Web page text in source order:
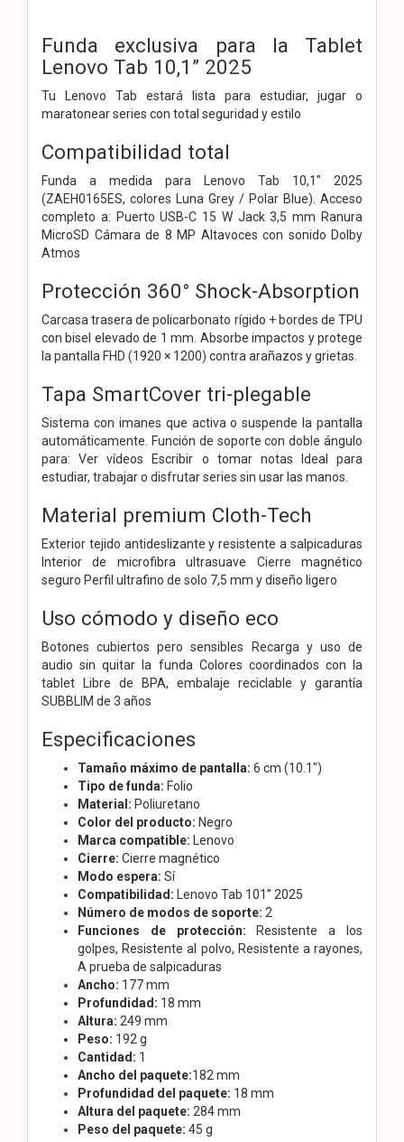
Funda exclusiva para la Tablet
Lenovo Tab 10,1” 2025
Tu Lenovo Tab estará lista para estudiar, jugar o
maratonear series con total seguridad y estilo
Compatibilidad total
Funda a medida para Lenovo Tab 10,1″ 2025
(ZAEH0165ES, colores Luna Grey / Polar Blue). Acceso
completo a: Puerto USB-C 15 W Jack 3,5 mm Ranura
MicroSD Cámara de 8 MP Altavoces con sonido Dolby
Atmos
Protección 360° Shock-Absorption
Carcasa trasera de policarbonato rígido + bordes de TPU
con bisel elevado de 1 mm. Absorbe impactos y protege
la pantalla FHD (1920 × 1200) contra arañazos y grietas.
Tapa SmartCover tri-plegable
Sistema con imanes que activa o suspende la pantalla
automáticamente. Función de soporte con doble ángulo
para: Ver vídeos Escribir o tomar notas Ideal para
estudiar, trabajar o disfrutar series sin usar las manos.
Material premium Cloth-Tech
Exterior tejido antideslizante y resistente a salpicaduras
Interior de microfibra ultrasuave Cierre magnético
seguro Perfil ultrafino de solo 7,5 mm y diseño ligero
Uso cómodo y diseño eco
Botones cubiertos pero sensibles Recarga y uso de
audio sin quitar la funda Colores coordinados con la
tablet Libre de BPA, embalaje reciclable y garantía
SUBBLIM de 3 años
Especificaciones
Tamaño máximo de pantalla: 6 cm (10.1")
Tipo de funda: Folio
Material: Poliuretano
Color del producto: Negro
Marca compatible: Lenovo
Cierre: Cierre magnético
Modo espera: Sí
Compatibilidad: Lenovo Tab 101” 2025
Número de modos de soporte: 2
Funciones de protección: Resistente a los
golpes, Resistente al polvo, Resistente a rayones,
A prueba de salpicaduras
Ancho: 177 mm
Profundidad: 18 mm
Altura: 249 mm
Peso: 192 g
Cantidad: 1
Ancho del paquete:182 mm
Profundidad del paquete: 18 mm
Altura del paquete: 284 mm
Peso del paquete: 45 g